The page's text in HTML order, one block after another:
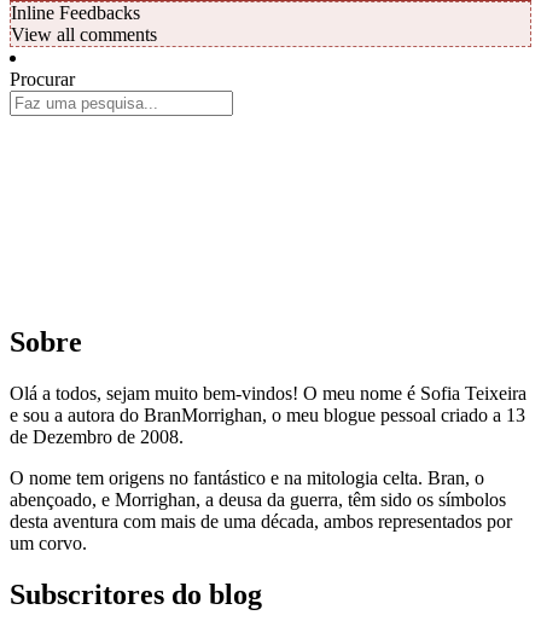
Inline Feedbacks
View all comments
Procurar
Sobre
Olá a todos, sejam muito bem-vindos! O meu nome é Sofia Teixeira
e sou a autora do BranMorrighan, o meu blogue pessoal criado a 13
de Dezembro de 2008.
O nome tem origens no fantástico e na mitologia celta. Bran, o
abençoado, e Morrighan, a deusa da guerra, têm sido os símbolos
desta aventura com mais de uma década, ambos representados por
um corvo.
Subscritores do blog